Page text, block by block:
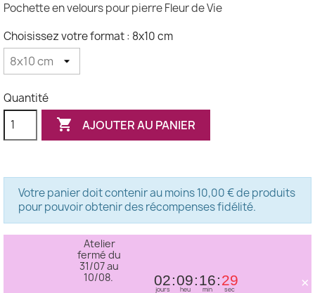
Pochette en velours pour pierre Fleur de Vie
Choisissez votre format : 8x10 cm
Quantité
 AJOUTER AU PANIER
Votre panier doit contenir au moins 10,00 € de produits
pour pouvoir obtenir des récompenses fidélité.
Atelier
fermé du
31/07 au
10/08.
02
jours
09
heu
16
min
29
sec ×